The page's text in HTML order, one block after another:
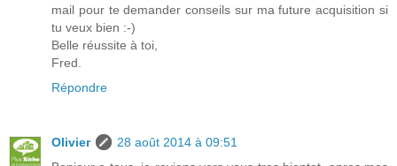
mail pour te demander conseils sur ma future acquisition si
tu veux bien :-)
Belle réussite à toi,
Fred.
Répondre
Olivier
28 août 2014 à 09:51